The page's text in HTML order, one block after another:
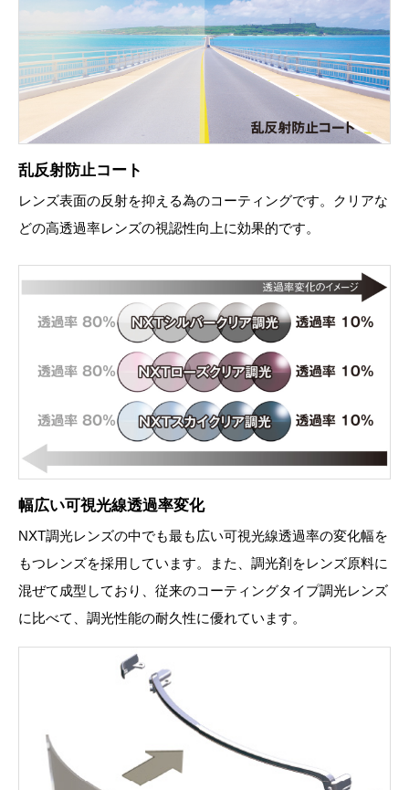
乱反射防止コート
レンズ表面の反射を抑える為のコーティングです。クリアな
どの高透過率レンズの視認性向上に効果的です。
幅広い可視光線透過率変化
NXT調光レンズの中でも最も広い可視光線透過率の変化幅を
もつレンズを採用しています。また、調光剤をレンズ原料に
混ぜて成型しており、従来のコーティングタイプ調光レンズ
に比べて、調光性能の耐久性に優れています。